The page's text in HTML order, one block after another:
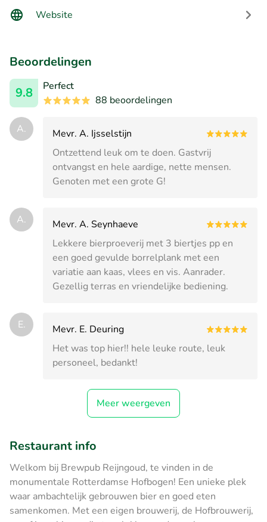
Website
Beoordelingen
9.8
Perfect
88 beoordelingen
A.
Mevr. A. Ijsselstijn
Ontzettend leuk om te doen. Gastvrij
ontvangst en hele aardige, nette mensen.
Genoten met een grote G!
A.
Mevr. A. Seynhaeve
Lekkere bierproeverij met 3 biertjes pp en
een goed gevulde borrelplank met een
variatie aan kaas, vlees en vis. Aanrader.
Gezellig terras en vriendelijke bediening.
E.
Mevr. E. Deuring
Het was top hier!! hele leuke route, leuk
personeel, bedankt!
Meer weergeven
Restaurant info
Welkom bij Brewpub Reijngoud, te vinden in de
monumentale Rotterdamse Hofbogen! Een unieke plek
waar ambachtelijk gebrouwen bier en goed eten
samenkomen. Met een eigen brouwerij, de Hofbrouwerij,